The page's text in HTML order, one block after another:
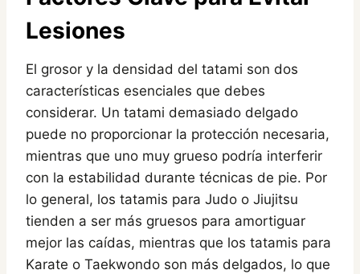
Lesiones
El grosor y la densidad del tatami son dos
características esenciales que debes
considerar. Un tatami demasiado delgado
puede no proporcionar la protección necesaria,
mientras que uno muy grueso podría interferir
con la estabilidad durante técnicas de pie. Por
lo general, los tatamis para Judo o Jiujitsu
tienden a ser más gruesos para amortiguar
mejor las caídas, mientras que los tatamis para
Karate o Taekwondo son más delgados, lo que